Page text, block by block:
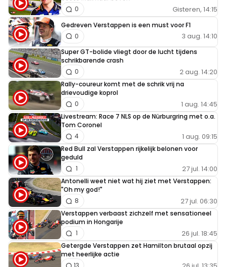
Gisteren, 14:15
0
Gedreven Verstappen is een must voor F1
3 aug. 14:10
0
Super GT-bolide vliegt door de lucht tijdens
schrikbarende crash
2 aug. 14:20
0
Rally-coureur komt met de schrik vrij na
drievoudige koprol
1 aug. 14:45
0
Livestream: Race 7 NLS op de Nürburgring met o.a.
Tom Coronel
1 aug. 09:15
4
Red Bull zal Verstappen rijkelijk belonen voor
geduld
27 jul. 14:00
1
Antonelli weet niet wat hij ziet met Verstappen:
"Oh my god!"
27 jul. 06:30
8
Verstappen verbaast zichzelf met sensationeel
podium in Hongarije
26 jul. 18:45
1
Getergde Verstappen zet Hamilton brutaal opzij
met heerlijke actie